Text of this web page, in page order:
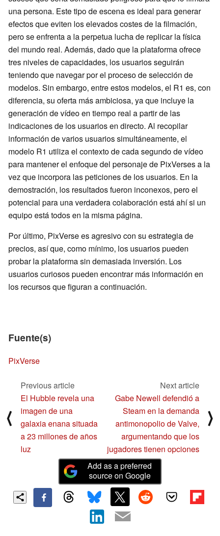
una persona. Este tipo de escena es ideal para generar
efectos que eviten los elevados costes de la filmación,
pero se enfrenta a la perpetua lucha de replicar la física
del mundo real. Además, dado que la plataforma ofrece
tres niveles de capacidades, los usuarios seguirán
teniendo que navegar por el proceso de selección de
modelos. Sin embargo, entre estos modelos, el R1 es, con
diferencia, su oferta más ambiciosa, ya que incluye la
generación de vídeo en tiempo real a partir de las
indicaciones de los usuarios en directo. Al recopilar
información de varios usuarios simultáneamente, el
modelo R1 utiliza el contexto de cada segundo de vídeo
para mantener el enfoque del personaje de PixVerses a la
vez que incorpora las peticiones de los usuarios. En la
demostración, los resultados fueron inconexos, pero el
potencial para una verdadera colaboración está ahí si un
equipo está todos en la misma página.
Por último, PixVerse es agresivo con su estrategia de
precios, así que, como mínimo, los usuarios pueden
probar la plataforma sin demasiada inversión. Los
usuarios curiosos pueden encontrar más información en
los recursos que figuran a continuación.
Fuente(s)
PixVerse
⟨
Previous article
El Hubble revela una
imagen de una
galaxia enana situada
a 23 millones de años
luz
Next article
Gabe Newell defendió a
Steam en la demanda
antimonopolio de Valve,
argumentando que los
jugadores tienen opciones
⟩
Add as a preferred
source on Google